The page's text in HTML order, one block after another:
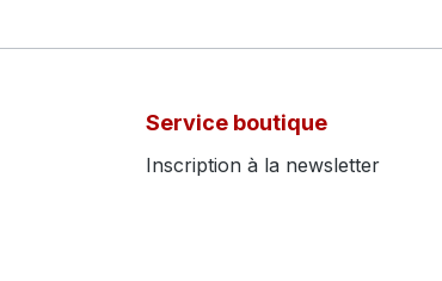
Service boutique
Inscription à la newsletter